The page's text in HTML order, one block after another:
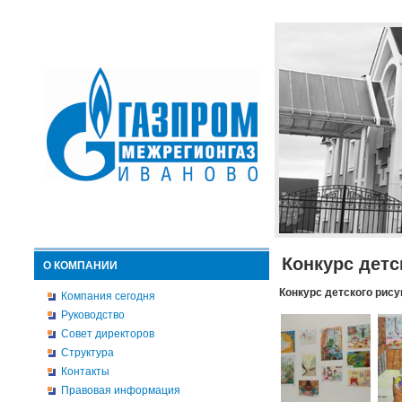
О КОМПАНИИ
Компания сегодня
Руководство
Совет директоров
Структура
Контакты
Правовая информация
Конкурс
Конкурс детского